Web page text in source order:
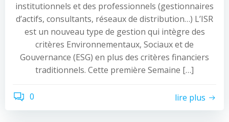
institutionnels et des professionnels (gestionnaires
d’actifs, consultants, réseaux de distribution…) L’ISR
est un nouveau type de gestion qui intègre des
critères Environnementaux, Sociaux et de
Gouvernance (ESG) en plus des critères financiers
traditionnels. Cette première Semaine […]
0 lire plus